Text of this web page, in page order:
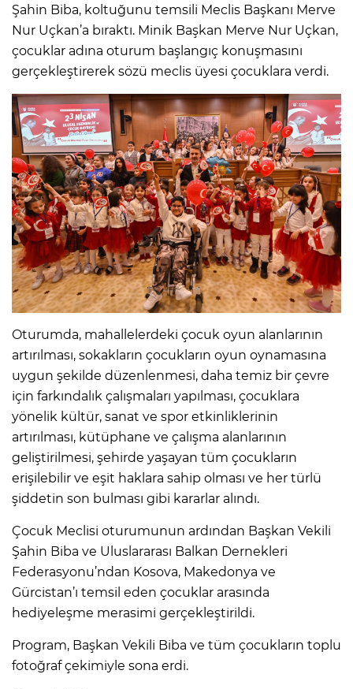
Şahin Biba, koltuğunu temsili Meclis Başkanı Merve
Nur Uçkan’a bıraktı. Minik Başkan Merve Nur Uçkan,
çocuklar adına oturum başlangıç konuşmasını
gerçekleştirerek sözü meclis üyesi çocuklara verdi.
Oturumda, mahallelerdeki çocuk oyun alanlarının
artırılması, sokakların çocukların oyun oynamasına
uygun şekilde düzenlenmesi, daha temiz bir çevre
için farkındalık çalışmaları yapılması, çocuklara
yönelik kültür, sanat ve spor etkinliklerinin
artırılması, kütüphane ve çalışma alanlarının
geliştirilmesi, şehirde yaşayan tüm çocukların
erişilebilir ve eşit haklara sahip olması ve her türlü
şiddetin son bulması gibi kararlar alındı.
Çocuk Meclisi oturumunun ardından Başkan Vekili
Şahin Biba ve Uluslararası Balkan Dernekleri
Federasyonu’ndan Kosova, Makedonya ve
Gürcistan’ı temsil eden çocuklar arasında
hediyeleşme merasimi gerçekleştirildi.
Program, Başkan Vekili Biba ve tüm çocukların toplu
fotoğraf çekimiyle sona erdi.